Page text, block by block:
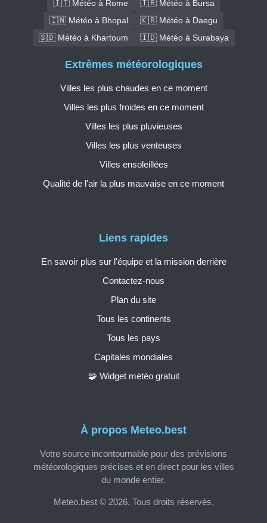
🇮🇹 Météo à Rome
🇹🇷 Météo à Bursa
🇮🇳 Météo à Bhopal
🇰🇷 Météo à Daegu
🇸🇩 Météo à Khartoum
🇮🇩 Météo à Surabaya
À propos Meteo.best
Votre source incontournable pour des prévisions
météorologiques précises et en direct pour les villes
du monde entier.
Meteo.best © 2026. Tous droits réservés.
Liens rapides
En savoir plus sur l'équipe et la mission derrière
Contactez-nous
Plan du site
Tous les continents
Tous les pays
Capitales mondiales
🧩 Widget météo gratuit
Extrêmes météorologiques
Villes les plus chaudes en ce moment
Villes les plus froides en ce moment
Villes les plus pluvieuses
Villes les plus venteuses
Villes ensoleillées
Qualité de l'air la plus mauvaise en ce moment